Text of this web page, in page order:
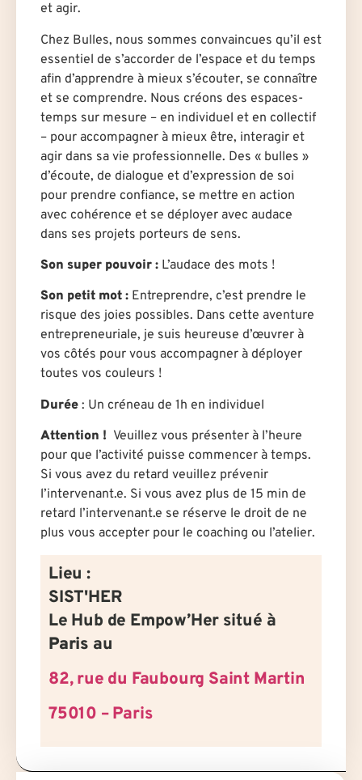
et agir.
Chez Bulles, nous sommes convaincues qu’il est
essentiel de s’accorder de l’espace et du temps
afin d’apprendre à mieux s’écouter, se connaître
et se comprendre. Nous créons des espaces-
temps sur mesure – en individuel et en collectif
– pour accompagner à mieux être, interagir et
agir dans sa vie professionnelle. Des « bulles »
d’écoute, de dialogue et d’expression de soi
pour prendre confiance, se mettre en action
avec cohérence et se déployer avec audace
dans ses projets porteurs de sens.
Son super pouvoir : L’audace des mots !
Son petit mot : Entreprendre, c’est prendre le
risque des joies possibles. Dans cette aventure
entrepreneuriale, je suis heureuse d’œuvrer à
vos côtés pour vous accompagner à déployer
toutes vos couleurs !
Durée : Un créneau de 1h en individuel
Attention ! Veuillez vous présenter à l’heure
pour que l’activité puisse commencer à temps.
Si vous avez du retard veuillez prévenir
l’intervenant.e. Si vous avez plus de 15 min de
retard l’intervenant.e se réserve le droit de ne
plus vous accepter pour le coaching ou l’atelier.
Lieu :
SIST'HER
Le Hub de Empow’Her situé à
Paris au
82, rue du Faubourg Saint Martin
75010 – Paris